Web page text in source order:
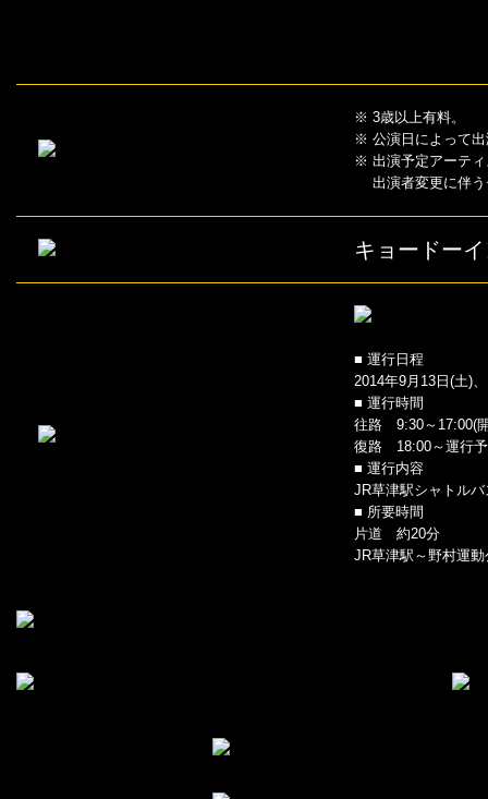
※ 3歳以上有料。
※ 公演日によって
※ 出演予定アーテ
出演者変更に伴う
キョードー
■ 運行日程
2014年9月13日(土)
■ 運行時間
往路 9:30～17:00(
復路 18:00～運行
■ 運行内容
JR草津駅シャトル
■ 所要時間
片道 約20分
JR草津駅～野村運